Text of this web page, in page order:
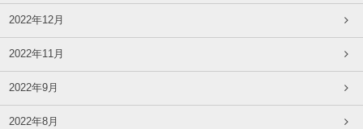
2022年12月
2022年11月
2022年9月
2022年8月